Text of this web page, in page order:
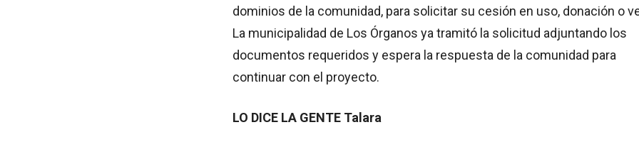
dominios de la comunidad, para solicitar su cesión en uso, donación o
La municipalidad de Los Órganos ya tramitó la solicitud adjuntando los
documentos requeridos y espera la respuesta de la comunidad para
continuar con el proyecto.
LO DICE LA GENTE Talara